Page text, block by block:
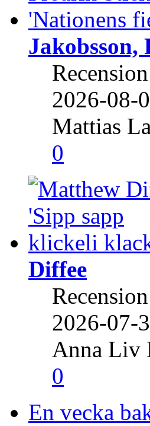
Recension
2026-08-
Mattias
0
Diffee
Recension
2026-07-
Anna Liv
0
En vecka